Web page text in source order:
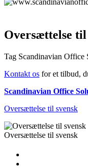
Oversættelse til
Tag Scandinavian Office
Kontakt os for et tilbud,
Scandinavian Office
Oversættelse til svensk
Oversættelse til svensk